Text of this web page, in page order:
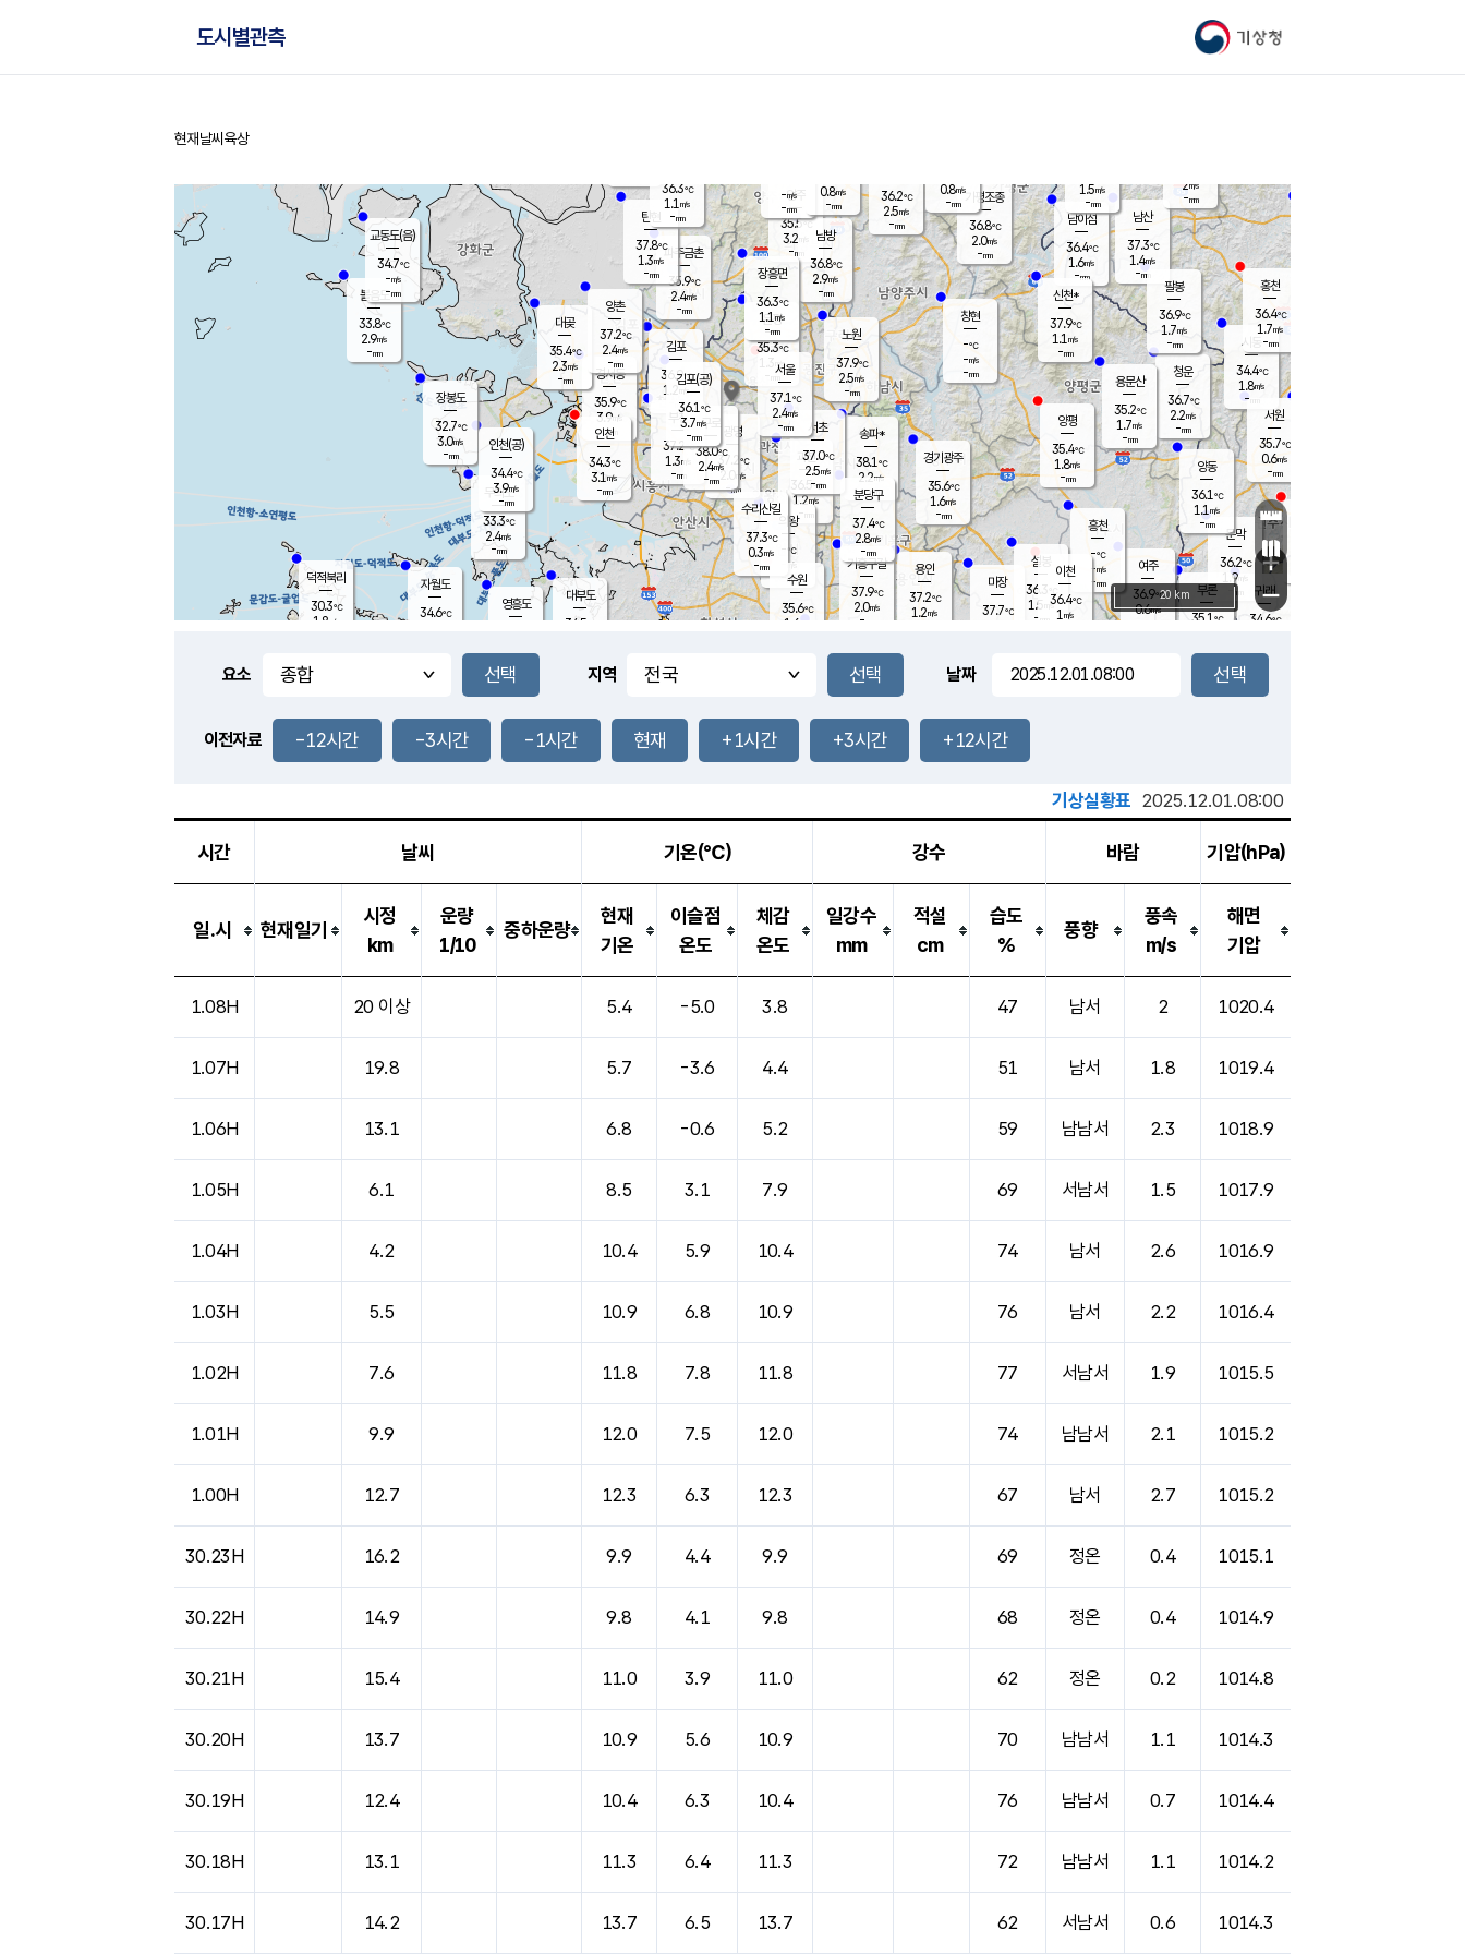
기상청
도시별관측
홈
현재날씨 육상
풍도
0.1m/s
문막
36.2℃
1.9m/s
mm
남이섬
36.4℃
1.6m/s
-mm
무의도
33.3℃
2.4m/s
-mm
영흥도
볼음도
33.8℃
2.9m/s
-mm
자월도
34.6℃
양주
35.5℃
3.2
-mm
부론
35.1 ℃
과천
36.5℃
1.2m/s
- mm
남산
37.3℃
1.4m/s
-mm
장봉도
32.7℃
3.0m/s
-mm
-mm
청운
36.7℃
2.2m/s
-mm
팔봉
36.9℃
1.7m/s
-mm
-mm
용인
37.2℃
1.2m/s
여주
36.9℃
0.6m/s
양동
36.1℃
1.1m/s
-mm
경기광주
35.6℃
1.6m/s
-mm
장호원
1.5m/s
-mm
34.6
℃
대부도
34.5
-
경서동
35.9℃
3.9m/s
-mm
파주금촌
35.9℃
2.4m/s
-mm
가평조종
36.8℃
2.0m/s
-mm
36.2℃
2.5m/s
-mm
대곶
35.4℃
2.3m/s
-mm
신천*
37.9℃
1.1 m/s
-mm
창현
-℃
-m/s
-mm
탄현
37.8℃
1.3m/s
-mm
0.8m/s
-mm
37.2℃
1.5m/s
-mm
흥천
-℃
-m/s
-mm
마장
37.7℃
의왕
- ℃
m/s
mm
김포
36.9℃
1.2 m/s
mm
설봉
36.3
1.5 m/s
- mm
광명
37.2 ℃
2.0 m/s
-mm
부천
37.2℃
1.3m/s
-mm
-mm
양촌
37.2℃
2.4m/s
-mm
구로
38.0℃
2.4m/s
-mm
은평
35.3℃
1.3 m/s
- mm
노원
37.9℃
2.5m/s
-mm
송파*
38.1℃
2.2m/s
-mm
서초
37.0℃
2.5m/s
-mm
남방
36.8℃
2.9m/s
-mm
기흥구갈
37.9℃
2.0m/s
-
수리산길
37.3℃
0.3m/s
-mm
분당구
37.4℃
2.8m/s
-mm
장흥면
36.3℃
1.1 m/s
-mm
-m/s
-mm
시동
34.4℃
1.8m/s
- mm
귀래
34.6℃
서원
35.7℃
0.6m/s
-mm
용문산
35.2℃
1.7m/s
-mm
덕적북리
30.3℃
1.8 m/s
인천(공)
34.4℃
3.9m/s
-mm
김포(공)
36.1℃
3.7m/s
-mm
교동도(음)
34.7℃
-m/s
-mm
홍천
36.4℃
1.7m/s
-mm
이천
36.4℃
1 m/s
양평
35.4℃
1.8m/s
-mm
수원
35.6℃
1.6 m/s
인천
34.3℃
3.1 m/s
-mm
서울
37.1℃
2.4m/s
-mm
2m/s
-mm
36.3℃
1.1 m/s
-mm
0.8m/s
-mm
+
−
20 km
요소 지역 날짜
이전자료 -12시간 -3시간 -1시간 현재 +1시간 +3시간 +12시간
기상실황표 2025.12.01.08:00
시간 날씨 기온(℃) 강수 바람 기압(hPa)
일.시 현재일기
시정
km
운량
1/10
중하운량
현재
기온
이슬점
온도
체감
온도
일강수
mm
적설
cm
습도
%
풍향
풍속
m/s
해면
기압
1.08H 20 이상 5.4 -5.0 3.8 47 남서 2 1020.4
1.07H 19.8 5.7 -3.6 4.4 51 남서 1.8 1019.4
1.06H 13.1 6.8 -0.6 5.2 59 남남서 2.3 1018.9
1.05H 6.1 8.5 3.1 7.9 69 서남서 1.5 1017.9
1.04H 4.2 10.4 5.9 10.4 74 남서 2.6 1016.9
1.03H 5.5 10.9 6.8 10.9 76 남서 2.2 1016.4
1.02H 7.6 11.8 7.8 11.8 77 서남서 1.9 1015.5
1.01H 9.9 12.0 7.5 12.0 74 남남서 2.1 1015.2
1.00H 12.7 12.3 6.3 12.3 67 남서 2.7 1015.2
30.23H 16.2 9.9 4.4 9.9 69 정온 0.4 1015.1
30.22H 14.9 9.8 4.1 9.8 68 정온 0.4 1014.9
30.21H 15.4 11.0 3.9 11.0 62 정온 0.2 1014.8
30.20H 13.7 10.9 5.6 10.9 70 남남서 1.1 1014.3
30.19H 12.4 10.4 6.3 10.4 76 남남서 0.7 1014.4
30.18H 13.1 11.3 6.4 11.3 72 남남서 1.1 1014.2
30.17H 14.2 13.7 6.5 13.7 62 서남서 0.6 1014.3